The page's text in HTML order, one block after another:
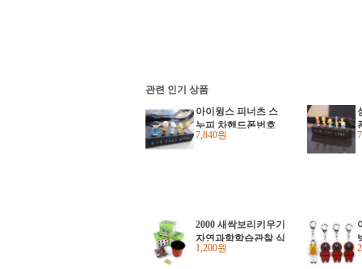
관련 인기 상품
아이윙스 피너츠 스
누피 차핸드폰번호
주차번호판 자동차
7,840원
2000 새싹보리키우기
자연과학학습관찰 식
물기르기 어린이집
1,200원